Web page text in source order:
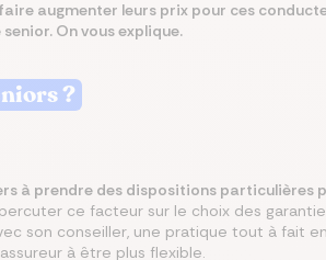
augmenter leurs prix pour ces
On vous explique.
?
à prendre des dispositions particulières
ce facteur sur le choix des
son conseiller, une pratique tout à fait
à être plus flexible.